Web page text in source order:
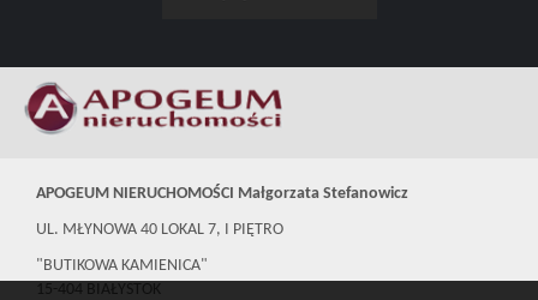
APOGEUM NIERUCHOMOŚCI Małgorzata Stefanowicz
UL. MŁYNOWA 40 LOKAL 7, I PIĘTRO
"BUTIKOWA KAMIENICA"
15-404 BIAŁYSTOK